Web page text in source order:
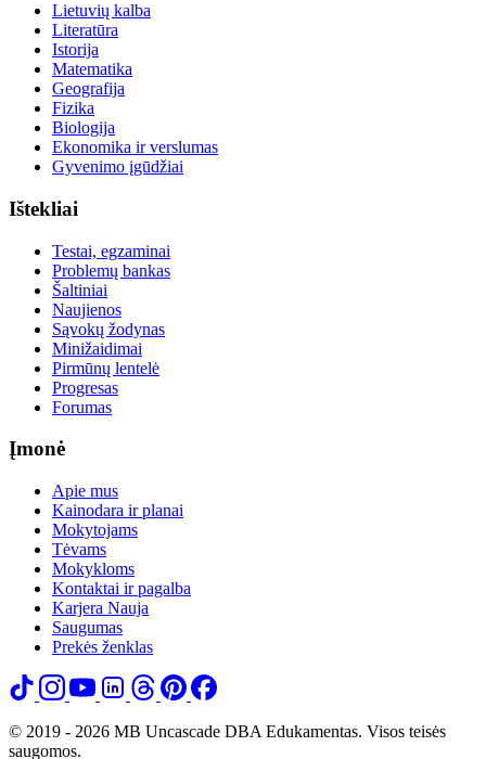
Lietuvių kalba
Literatūra
Istorija
Matematika
Geografija
Fizika
Biologija
Ekonomika ir verslumas
Gyvenimo įgūdžiai
Ištekliai
Testai, egzaminai
Problemų bankas
Šaltiniai
Naujienos
Sąvokų žodynas
Minižaidimai
Pirmūnų lentelė
Progresas
Forumas
Įmonė
Apie mus
Kainodara ir planai
Mokytojams
Tėvams
Mokykloms
Kontaktai ir pagalba
Karjera Nauja
Saugumas
Prekės ženklas
© 2019 - 2026 MB Uncascade DBA Edukamentas. Visos teisės
saugomos.